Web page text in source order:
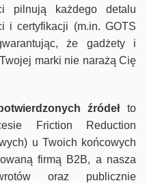
pilnują każdego detalu
i certyfikacji (m.in. GOTS
że gadżety i
marki nie narażą Cię
źródełto
Friction Reduction
u Twoich końcowych
firmą B2B, a nasza
oraz publicznie